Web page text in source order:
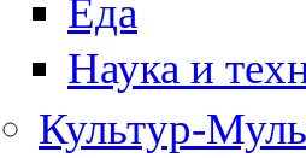
Еда
Наука и
Культур-